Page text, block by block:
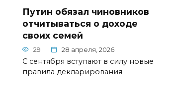
Путин обязал чиновников
отчитываться о доходе
своих семей
29 28 апреля, 2026
С сентября вступают в силу новые
правила декларирования